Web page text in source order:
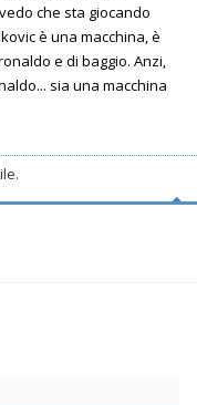
che sta giocando
è una macchina, è
e di baggio. Anzi,
sia una macchina